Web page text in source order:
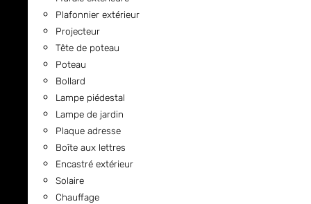
Plafonnier extérieur
Projecteur
Tête de poteau
Poteau
Bollard
Lampe piédestal
Lampe de jardin
Plaque adresse
Boîte aux lettres
Encastré extérieur
Solaire
Chauffage